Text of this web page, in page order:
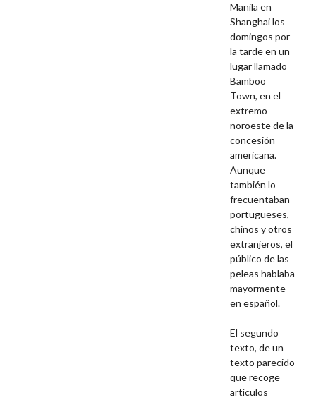
Manila en
Shanghai los
domingos por
la tarde en un
lugar llamado
Bamboo
Town, en el
extremo
noroeste de la
concesión
americana.
Aunque
también lo
frecuentaban
portugueses,
chinos y otros
extranjeros, el
público de las
peleas hablaba
mayormente
en español.
El segundo
texto, de un
texto parecido
que recoge
artículos